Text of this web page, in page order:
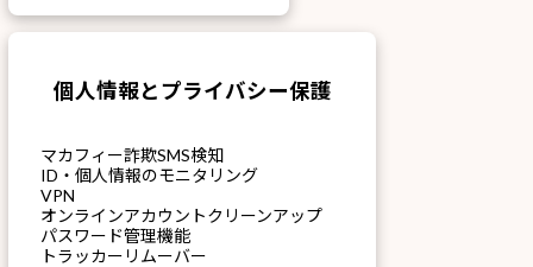
個人情報とプライバシー保護
マカフィー詐欺SMS検知
ID・個人情報のモニタリング
VPN
オンラインアカウントクリーンアップ
パスワード管理機能
トラッカーリムーバー